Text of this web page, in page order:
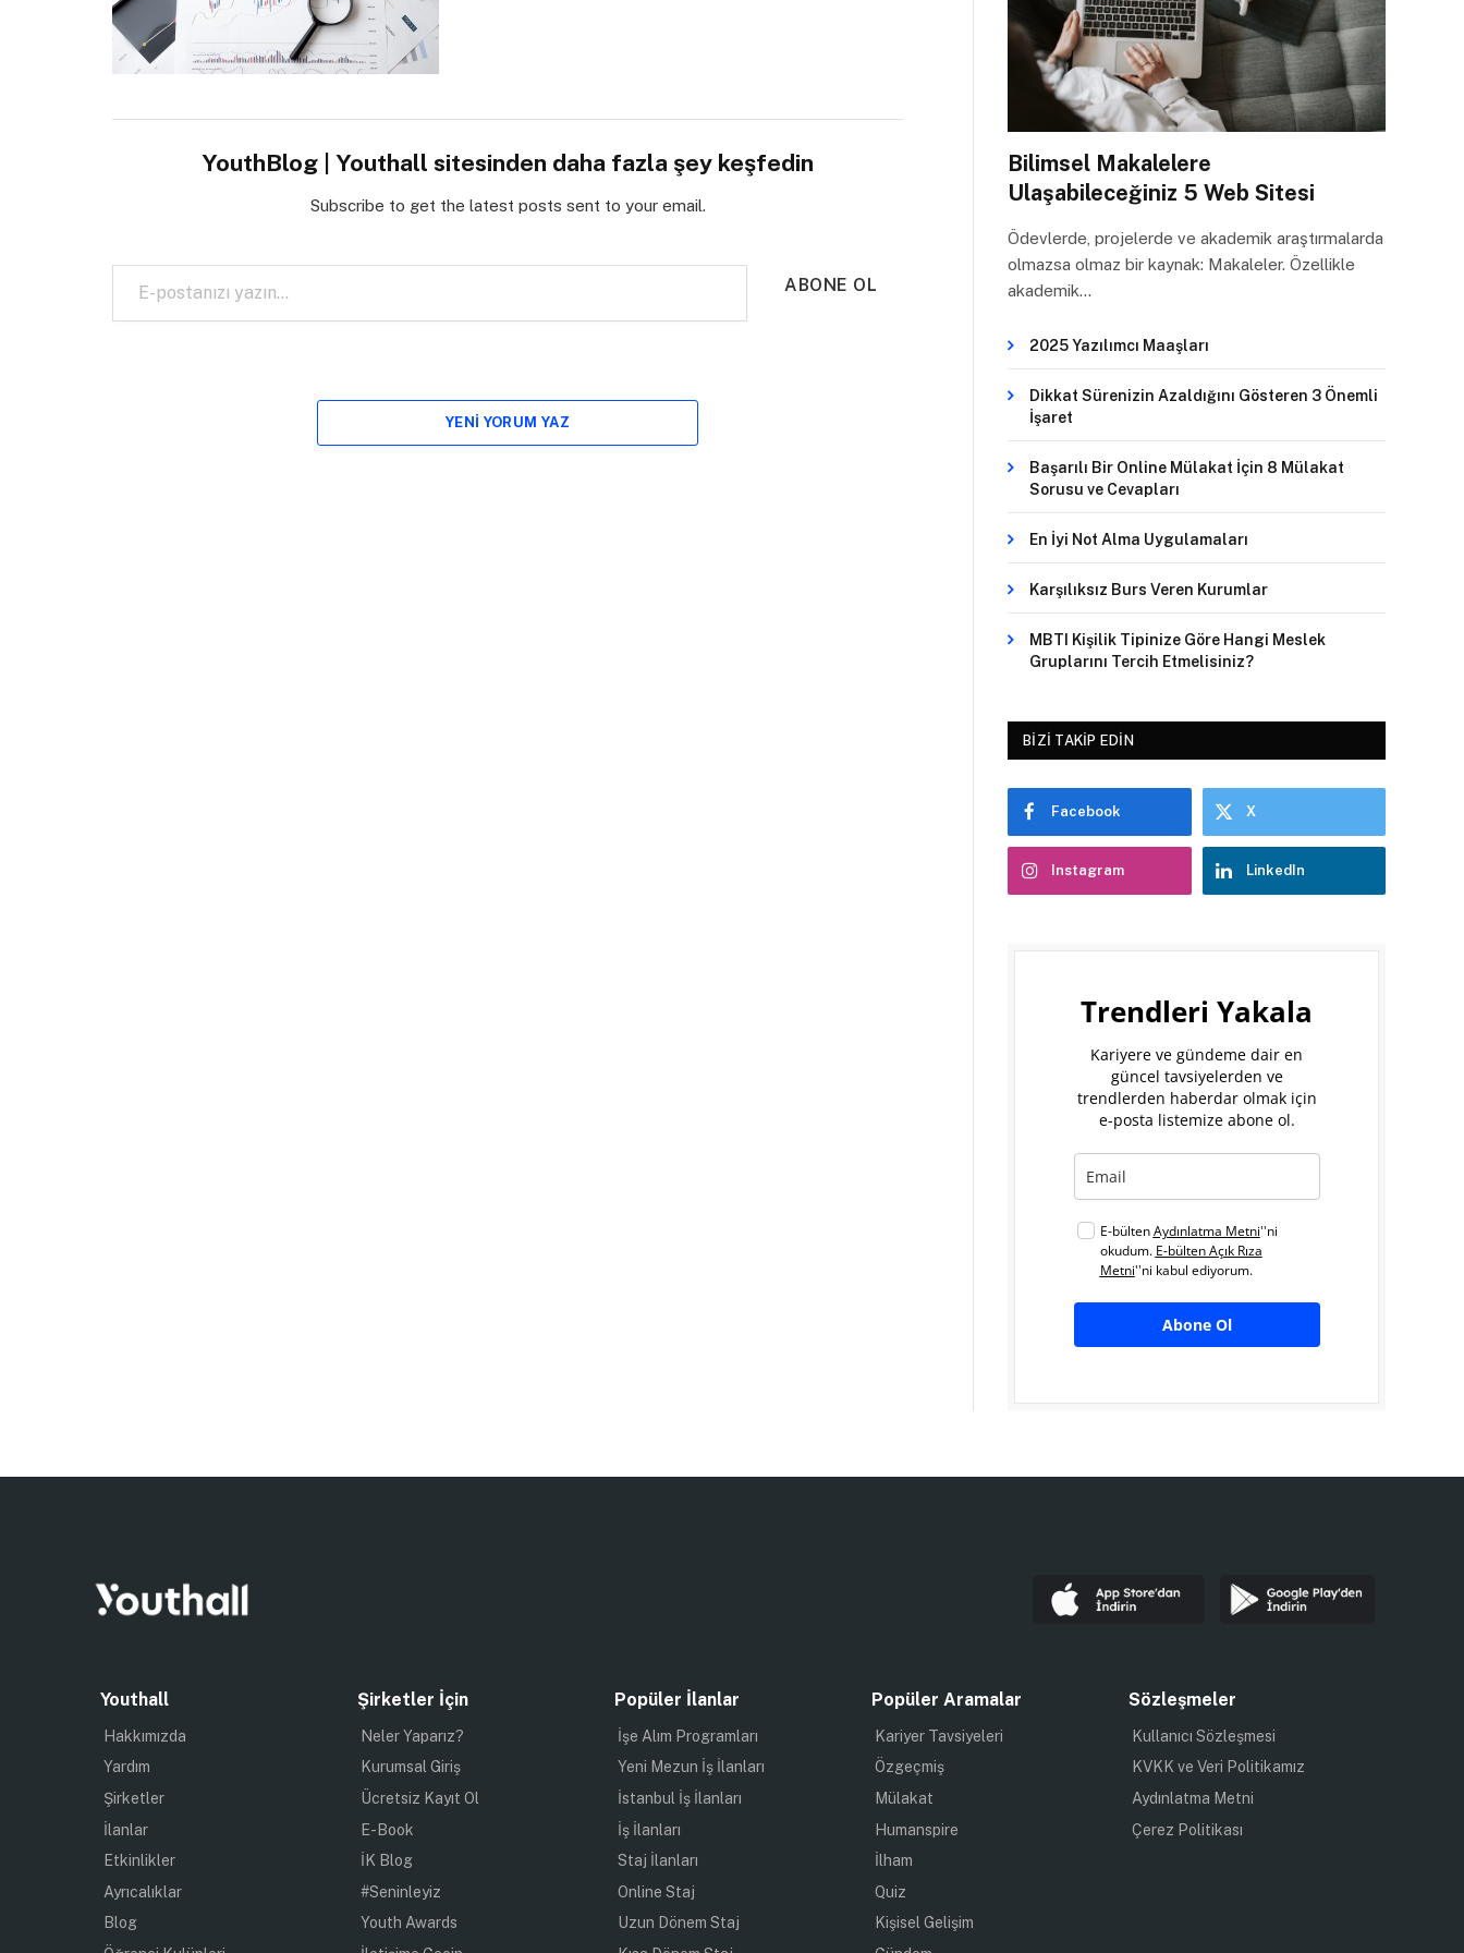
YouthBlog | Youthall sitesinden daha fazla şey keşfedin
Subscribe to get the latest posts sent to your email.
E-postanızı yazın…
ABONE OL
YENI YORUM YAZ
Bilimsel Makalelere
Ulaşabileceğiniz 5 Web Sitesi
Ödevlerde, projelerde ve akademik araştırmalarda
olmazsa olmaz bir kaynak: Makaleler. Özellikle
akademik…
2025 Yazılımcı Maaşları
Dikkat Sürenizin Azaldığını Gösteren 3 Önemli
İşaret
Başarılı Bir Online Mülakat İçin 8 Mülakat
Sorusu ve Cevapları
En İyi Not Alma Uygulamaları
Karşılıksız Burs Veren Kurumlar
MBTI Kişilik Tipinize Göre Hangi Meslek
Gruplarını Tercih Etmelisiniz?
BIZI TAKIP EDIN
Facebook X
Instagram LinkedIn
Trendleri Yakala
Kariyere ve gündeme dair en
güncel tavsiyelerden ve
trendlerden haberdar olmak için
e-posta listemize abone ol.
E-bültenAydınlatma Metni''ni
okudum. E-bülten Açık Rıza
Metni''ni kabul ediyorum.
Abone Ol
Youthall
Hakkımızda
Yardım
Şirketler
İlanlar
Etkinlikler
Ayrıcalıklar
Blog
Şirketler İçin
Neler Yaparız?
Kurumsal Giriş
Ücretsiz Kayıt Ol
E-Book
İK Blog
#Seninleyiz
Youth Awards
Popüler İlanlar
İşe Alım Programları
Yeni Mezun İş İlanları
İstanbul İş İlanları
İş İlanları
Staj İlanları
Online Staj
Uzun Dönem Staj
Popüler Aramalar
Kariyer Tavsiyeleri
Özgeçmiş
Mülakat
Humanspire
İlham
Quiz
Kişisel Gelişim
Sözleşmeler
Kullanıcı Sözleşmesi
KVKK ve Veri Politikamız
Aydınlatma Metni
Çerez Politikası